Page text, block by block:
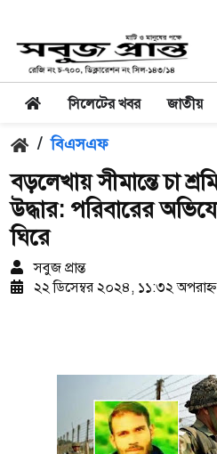
সিলেটের খবর জাতীয়
/ বিএসএফ
বড়লেখায় সীমান্তে চা
উদ্ধার: পরিবারের
ঘিরে
সবুজ প্রান্ত
২২ ডিসেম্বর ২০২৪, ১১:৩২ অপরাহ্ন